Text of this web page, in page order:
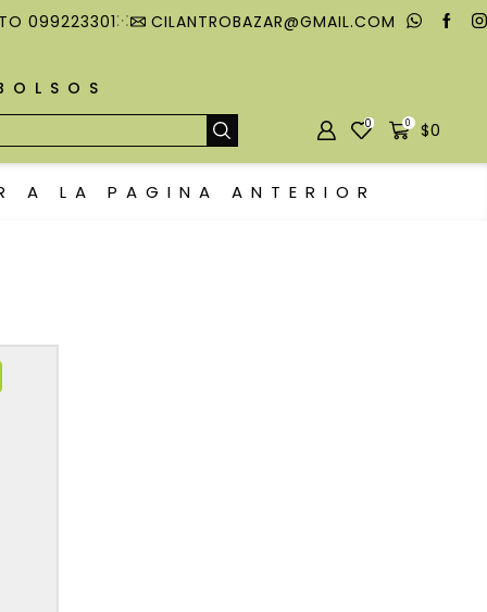
099223301
CILANTROBAZAR@GMAIL.COM
0 0 $0
A LA PAGINA ANTERIOR